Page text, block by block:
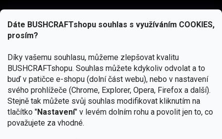
Dáte BUSHCRAFTshopu souhlas s využíváním COOKIES,
prosím?
Díky vašemu souhlasu, můžeme zlepšovat kvalitu
BUSHCRAFTshopu. Souhlas můžete kdykoliv odvolat a to
buď v patičce e-shopu (dolní část webu), nebo v nastavení
svého prohlížeče (Chrome, Explorer, Opera, Firefox a další).
Stejně tak můžete svůj souhlas modifikovat kliknutím na
tlačítko "Nastavení" v levém dolním rohu a povolit jen to, co
považujete za vhodné.